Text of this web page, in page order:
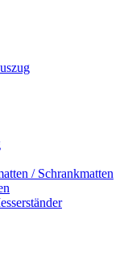
/ Schrankmatten